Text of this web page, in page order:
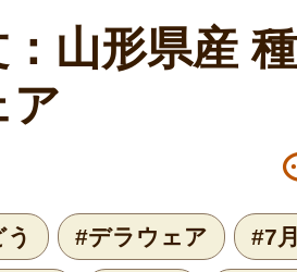
山形県産
ア
#デラウェア #7